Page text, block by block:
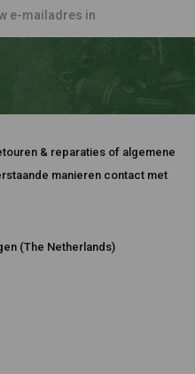
& reparaties of algemene
manieren contact met
(The Netherlands)